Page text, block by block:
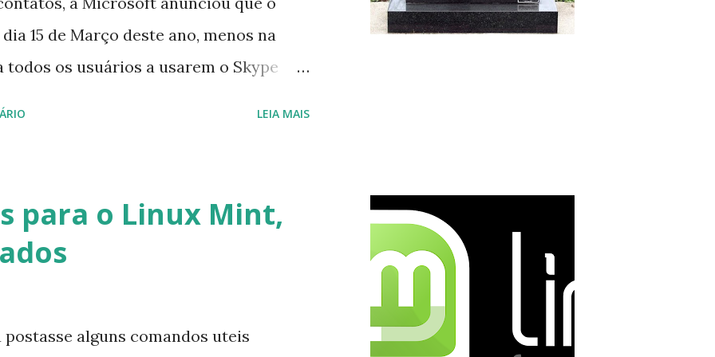
15 de Março deste ano, menos na
todos os usuários a usarem o Skype
na versão para Linux, claro,
o Pidgin, que se mostra como opção.
LEIA MAIS
para o Linux Mint,
alguns comandos uteis